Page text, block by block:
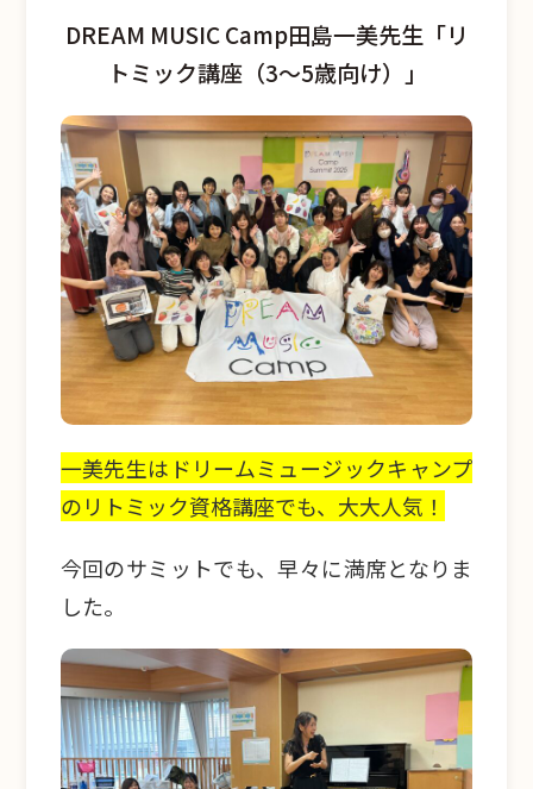
DREAM MUSIC Camp田島一美先生「リ
トミック講座（3～5歳向け）」
一美先生はドリームミュージックキャンプ
のリトミック資格講座でも、大大人気！
今回のサミットでも、早々に満席となりま
した。